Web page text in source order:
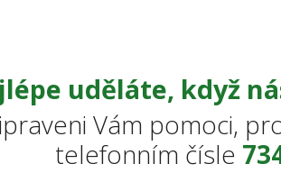
uděláte, když
Vám pomoci,
telefonním čísle